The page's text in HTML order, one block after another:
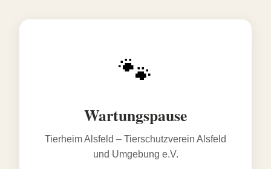
🐾
Wartungspause
Tierheim Alsfeld – Tierschutzverein Alsfeld
und Umgebung e.V.